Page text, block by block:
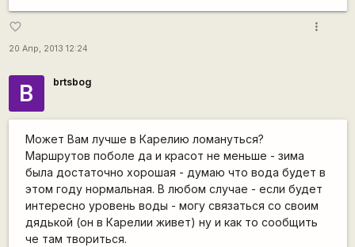
favorite_border
20 Апр, 2013 12:24
more_vert
B brtsbog
Может Вам лучше в Карелию ломануться?
Маршрутов поболе да и красот не меньше - зима
была достаточно хорошая - думаю что вода будет в
этом году нормальная. В любом случае - если будет
интересно уровень воды - могу связаться со своим
дядькой (он в Карелии живет) ну и как то сообщить
че там твориться.